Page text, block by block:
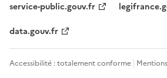
service-public.gouv.fr
data.gouv.fr
Accessibilité : totalement conforme